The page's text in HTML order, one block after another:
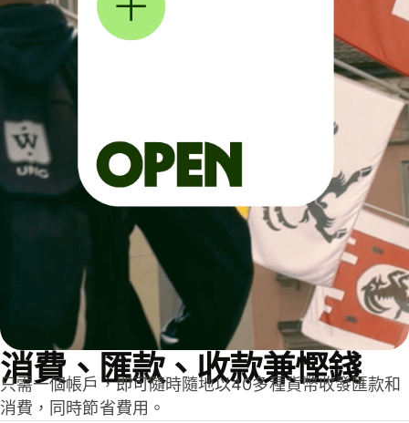
消費、匯款、收款兼慳錢
只需一個帳戶，即可隨時隨地以40多種貨幣收發匯款和
消費，同時節省費用。